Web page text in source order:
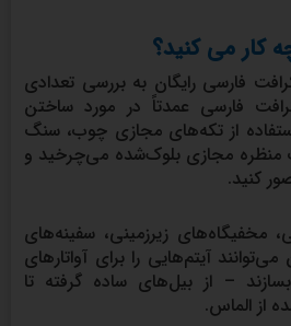
کار می کنید؟
فارسی رایگان به بررسی تعدادی
فارسی عمدتاً در مورد ساختن
از تکه‌های مجازی چوب، سنگ
منظره مجازی بلوک‌شده می‌چرخید و
کنید.
مخفیگاه‌های زیرزمینی، سفینه‌های
آیتم‌هایی را برای آواتارهای
– از بیل‌های ساده گرفته تا
از الماس.